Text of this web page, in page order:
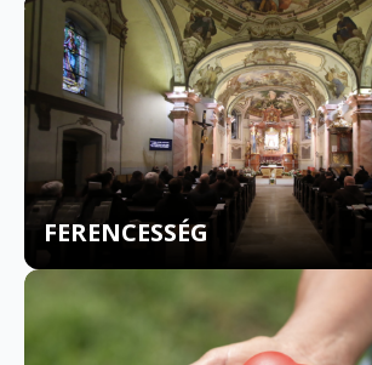
FERENCESSÉG
MULTILINGUAL